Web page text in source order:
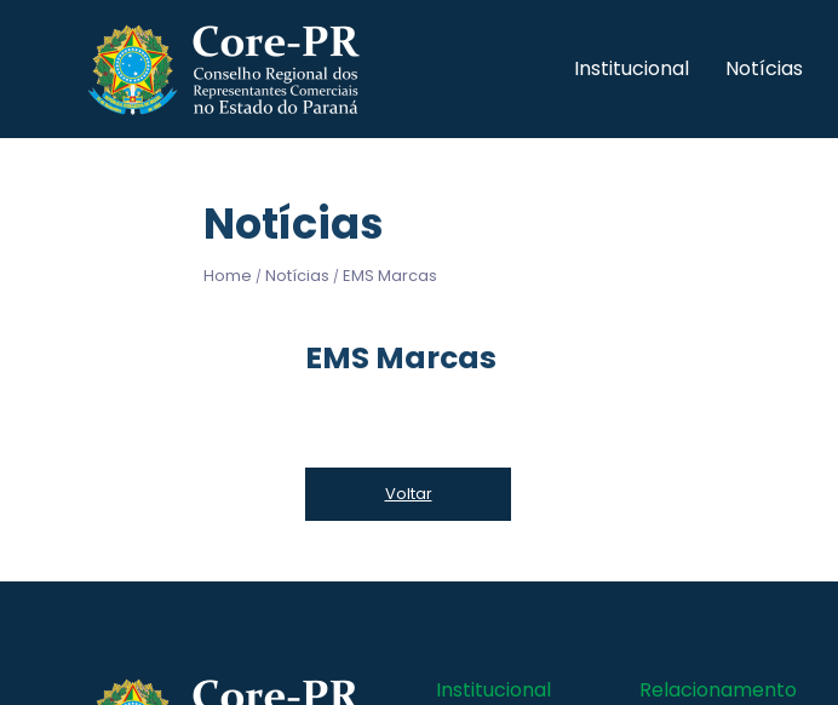
Institucional Notícias
Notícias
Home / Notícias / EMS Marcas
EMS Marcas
Voltar
Institucional Relacionamento